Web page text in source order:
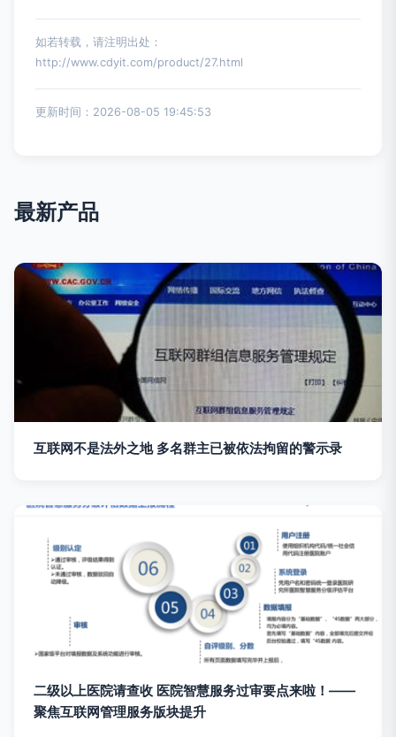
如若转载，请注明出处：
http://www.cdyit.com/product/27.html
更新时间：2026-08-05 19:45:53
最新产品
互联网不是法外之地 多名群主已被依法拘留的警示录
二级以上医院请查收 医院智慧服务过审要点来啦！——
聚焦互联网管理服务版块提升